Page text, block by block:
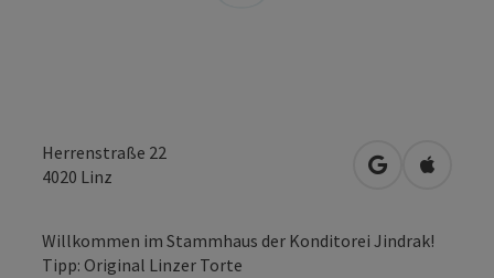
Herrenstraße 22
4020 Linz in Google
in
Willkommen im Stammhaus der Konditorei Jindrak!
Tipp: Original Linzer Torte